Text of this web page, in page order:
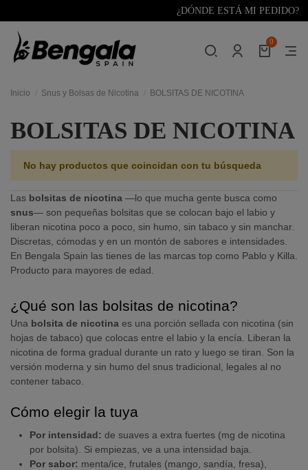
¿DÓNDE ESTÁ MI PEDIDO?
0
Inicio Snus y Bolsas de Nicotina BOLSITAS DE NICOTINA
BOLSITAS DE NICOTINA
No hay productos que coincidan con tu búsqueda
Las bolsitas de nicotina —lo que mucha gente busca como
snus— son pequeñas bolsitas que se colocan bajo el labio y
liberan nicotina poco a poco, sin humo, sin tabaco y sin manchar.
Discretas, cómodas y en un montón de sabores e intensidades.
En Bengala Spain las tienes de las marcas top como Pablo y Killa.
Producto para mayores de edad.
¿Qué son las bolsitas de nicotina?
Una bolsita de nicotina es una porción sellada con nicotina (sin
hojas de tabaco) que colocas entre el labio y la encía. Liberan la
nicotina de forma gradual durante un rato y luego se tiran. Son la
versión moderna y sin humo del snus tradicional, legales al no
contener tabaco.
Cómo elegir la tuya
Por intensidad: de suaves a extra fuertes (mg de nicotina
por bolsita). Si empiezas, ve a una intensidad baja.
Por sabor: menta/ice, frutales (mango, sandía, fresa),